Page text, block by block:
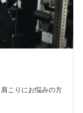
こりにお悩みの方